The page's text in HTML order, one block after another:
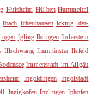
Huisheim Hülben Hummeltal
Ibach Ichenhausen Icking Idar-
Igling Ihringen Ihrlerstein
Illschwang Ilmmünster Ilsfeld
Immenstadt im Allgäu
Ingoldingen Ingolstadt
Inzigkofen Inzlingen Iphofen